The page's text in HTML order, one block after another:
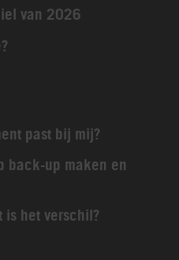
van 2026
past bij mij?
back-up maken en
is het verschil?